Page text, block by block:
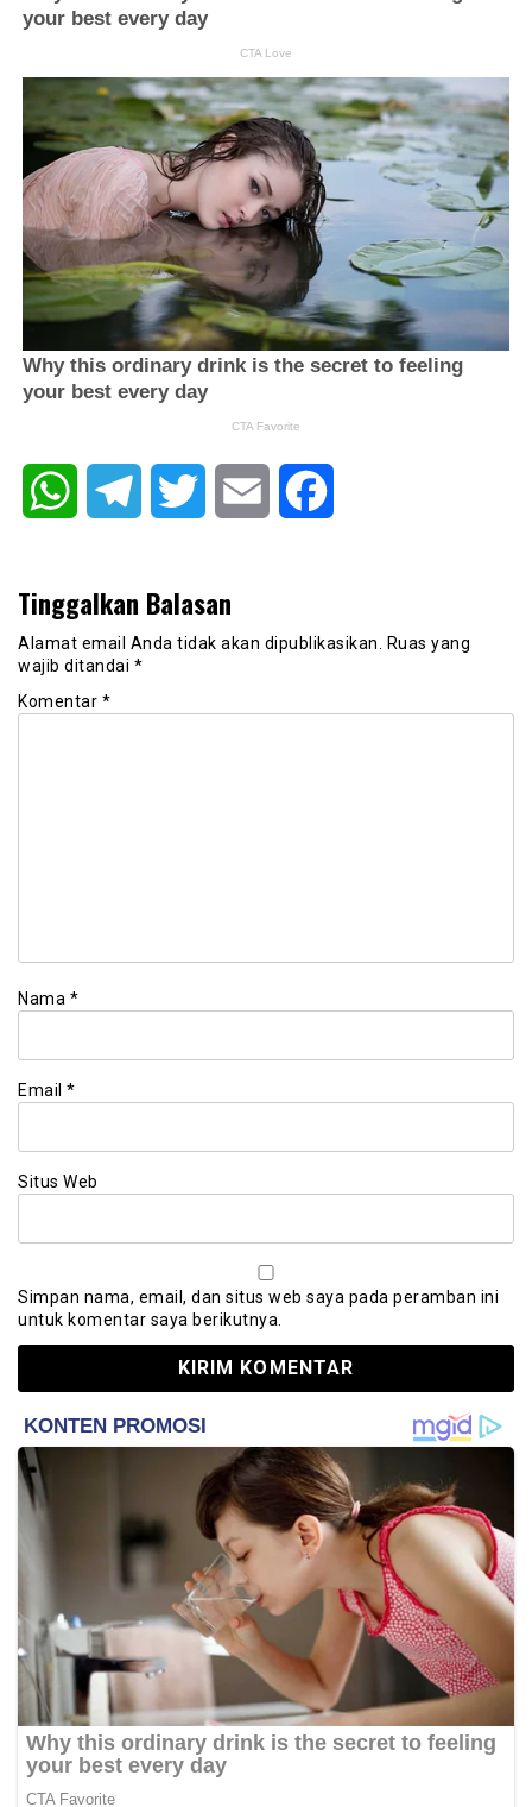
WhatsAppTelegram Twitter Email
Tinggalkan Balasan
Alamat email Anda tidak akan dipublikasikan.
Ruas yang
wajib ditandai *
Komentar *
Nama *
Email *
Situs Web
Simpan nama, email, dan situs web saya pada peramban ini
untuk komentar saya berikutnya.